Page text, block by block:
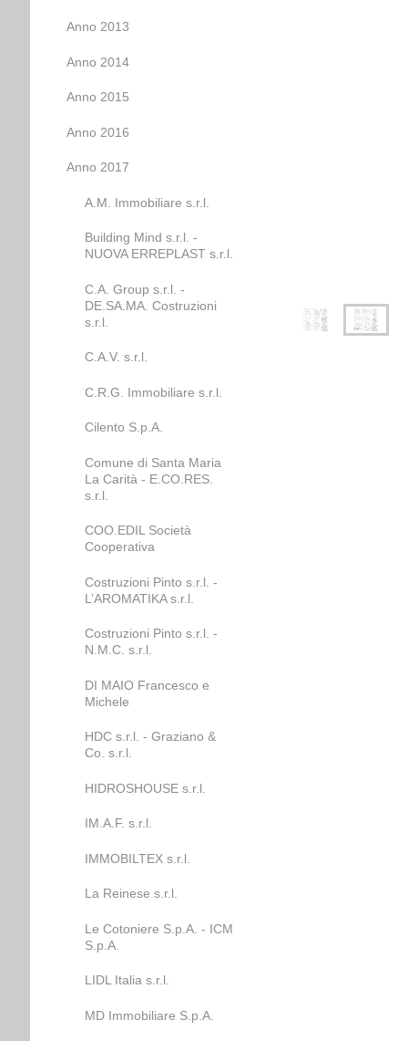
Anno 2013
Anno 2014
Anno 2015
Anno 2016
Anno 2017
A.M. Immobiliare s.r.l.
Building Mind s.r.l. -
NUOVA ERREPLAST s.r.l.
C.A. Group s.r.l. -
DE.SA.MA. Costruzioni
s.r.l.
C.A.V. s.r.l.
C.R.G. Immobiliare s.r.l.
Cilento S.p.A.
Comune di Santa Maria
La Carità - E.CO.RES.
s.r.l.
COO.EDIL Società
Cooperativa
Costruzioni Pinto s.r.l. -
L’AROMATIKA s.r.l.
Costruzioni Pinto s.r.l. -
N.M.C. s.r.l.
DI MAIO Francesco e
Michele
HDC s.r.l. - Graziano &
Co. s.r.l.
HIDROSHOUSE s.r.l.
IM.A.F. s.r.l.
IMMOBILTEX s.r.l.
La Reinese s.r.l.
Le Cotoniere S.p.A. - ICM
S.p.A.
LIDL Italia s.r.l.
MD Immobiliare S.p.A.